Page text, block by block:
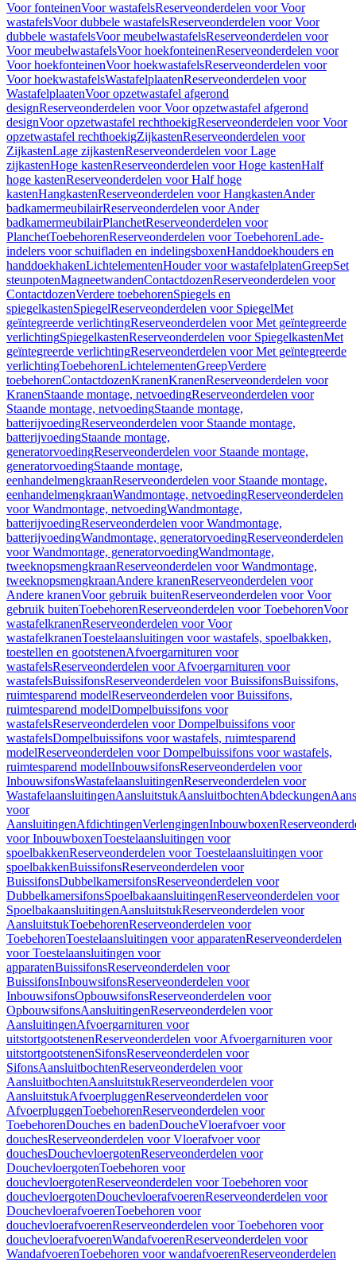
Voor fonteinenVoor wastafelsReserveonderdelen voor Voor
wastafelsVoor dubbele wastafelsReserveonderdelen voor Voor
dubbele wastafelsVoor meubelwastafelsReserveonderdelen voor
Voor meubelwastafelsVoor hoekfonteinenReserveonderdelen voor
Voor hoekfonteinenVoor hoekwastafelsReserveonderdelen voor
Voor hoekwastafelsWastafelplaatenReserveonderdelen voor
WastafelplaatenVoor opzetwastafel afgerond
designReserveonderdelen voor Voor opzetwastafel afgerond
designVoor opzetwastafel rechthoekigReserveonderdelen voor Voor
opzetwastafel rechthoekigZijkastenReserveonderdelen voor
ZijkastenLage zijkastenReserveonderdelen voor Lage
zijkastenHoge kastenReserveonderdelen voor Hoge kastenHalf
hoge kastenReserveonderdelen voor Half hoge
kastenHangkastenReserveonderdelen voor HangkastenAnder
badkamermeubilairReserveonderdelen voor Ander
badkamermeubilairPlanchetReserveonderdelen voor
PlanchetToebehorenReserveonderdelen voor ToebehorenLade-
indelers voor schuifladen en indelingsboxenHanddoekhouders en
handdoekhakenLichtelementenHouder voor wastafelplatenGreepSet
steunpotenMagneetwandenContactdozenReserveonderdelen voor
ContactdozenVerdere toebehorenSpiegels en
spiegelkastenSpiegelReserveonderdelen voor SpiegelMet
geïntegreerde verlichtingReserveonderdelen voor Met geïntegreerde
verlichtingSpiegelkastenReserveonderdelen voor SpiegelkastenMet
geïntegreerde verlichtingReserveonderdelen voor Met geïntegreerde
verlichtingToebehorenLichtelementenGreepVerdere
toebehorenContactdozenKranenKranenReserveonderdelen voor
KranenStaande montage, netvoedingReserveonderdelen voor
Staande montage, netvoedingStaande montage,
batterijvoedingReserveonderdelen voor Staande montage,
batterijvoedingStaande montage,
generatorvoedingReserveonderdelen voor Staande montage,
generatorvoedingStaande montage,
eenhandelmengkraanReserveonderdelen voor Staande montage,
eenhandelmengkraanWandmontage, netvoedingReserveonderdelen
voor Wandmontage, netvoedingWandmontage,
batterijvoedingReserveonderdelen voor Wandmontage,
batterijvoedingWandmontage, generatorvoedingReserveonderdelen
voor Wandmontage, generatorvoedingWandmontage,
tweeknopsmengkraanReserveonderdelen voor Wandmontage,
tweeknopsmengkraanAndere kranenReserveonderdelen voor
Andere kranenVoor gebruik buitenReserveonderdelen voor Voor
gebruik buitenToebehorenReserveonderdelen voor ToebehorenVoor
wastafelkranenReserveonderdelen voor Voor
wastafelkranenToestelaansluitingen voor wastafels, spoelbakken,
toestellen en gootstenenAfvoergarnituren voor
wastafelsReserveonderdelen voor Afvoergarnituren voor
wastafelsBuissifonsReserveonderdelen voor BuissifonsBuissifons,
ruimtesparend modelReserveonderdelen voor Buissifons,
ruimtesparend modelDompelbuissifons voor
wastafelsReserveonderdelen voor Dompelbuissifons voor
wastafelsDompelbuissifons voor wastafels, ruimtesparend
modelReserveonderdelen voor Dompelbuissifons voor wastafels,
ruimtesparend modelInbouwsifonsReserveonderdelen voor
InbouwsifonsWastafelaansluitingenReserveonderdelen voor
WastafelaansluitingenAansluitstukAansluitbochtenAbdeckungen
voor
AansluitingenAfdichtingenVerlengingenInbouwboxen
voor InbouwboxenToestelaansluitingen voor
spoelbakkenReserveonderdelen voor Toestelaansluitingen voor
spoelbakkenBuissifonsReserveonderdelen voor
BuissifonsDubbelkamersifonsReserveonderdelen voor
DubbelkamersifonsSpoelbakaansluitingenReserveonderdelen voor
SpoelbakaansluitingenAansluitstukReserveonderdelen voor
AansluitstukToebehorenReserveonderdelen voor
ToebehorenToestelaansluitingen voor apparatenReserveonderdelen
voor Toestelaansluitingen voor
apparatenBuissifonsReserveonderdelen voor
BuissifonsInbouwsifonsReserveonderdelen voor
InbouwsifonsOpbouwsifonsReserveonderdelen voor
OpbouwsifonsAansluitingenReserveonderdelen voor
AansluitingenAfvoergarnituren voor
uitstortgootstenenReserveonderdelen voor Afvoergarnituren voor
uitstortgootstenenSifonsReserveonderdelen voor
SifonsAansluitbochtenReserveonderdelen voor
AansluitbochtenAansluitstukReserveonderdelen voor
AansluitstukAfvoerpluggenReserveonderdelen voor
AfvoerpluggenToebehorenReserveonderdelen voor
ToebehorenDouches en badenDoucheVloerafvoer voor
douchesReserveonderdelen voor Vloerafvoer voor
douchesDouchevloergotenReserveonderdelen voor
DouchevloergotenToebehoren voor
douchevloergotenReserveonderdelen voor Toebehoren voor
douchevloergotenDouchevloerafvoerenReserveonderdelen voor
DouchevloerafvoerenToebehoren voor
douchevloerafvoerenReserveonderdelen voor Toebehoren voor
douchevloerafvoerenWandafvoerenReserveonderdelen voor
WandafvoerenToebehoren voor wandafvoerenReserveonderdelen